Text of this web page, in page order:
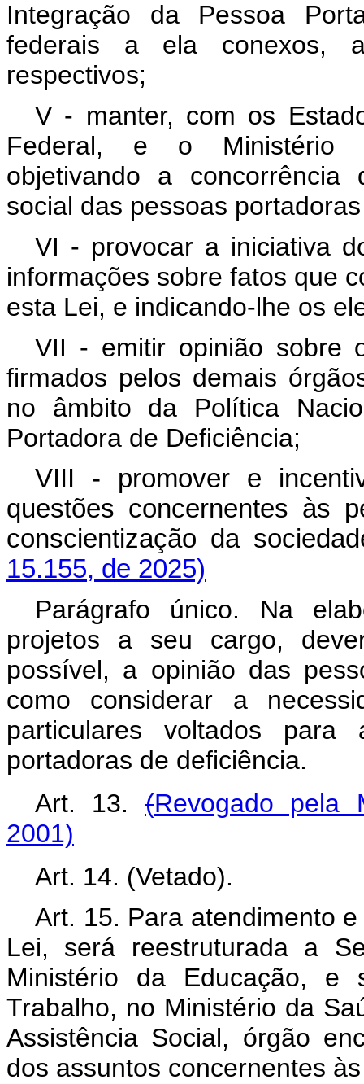
Integração da Pessoa
federais a ela conexos,
respectivos;
V - manter, com os
Federal, e o Ministério
objetivando a
social das pessoas
VI - provocar a iniciativa
informações sobre fatos que
esta Lei, e indicando-lhe os
VII - emitir opinião sobre
firmados pelos demais
no âmbito da Política
Portadora de Deficiência;
VIII - promover e
questões concernentes às
conscientização da
15.155, de 2025)
Parágrafo único. Na
projetos a seu cargo,
possível, a opinião das
como considerar a
particulares voltados
portadoras de deficiência.
Art. 13.(Revogado pela
2001)
Art. 14. (Vetado).
Art. 15. Para atendimento
Lei, será reestruturada a
Ministério da Educação, e
Trabalho, no Ministério da
Assistência Social, órgão
dos assuntos concernentes